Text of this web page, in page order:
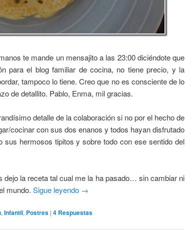
te mande un mensajito a las 23:00 diciéndote que
para el blog familiar de cocina, no tiene precio, y la
tampoco lo tiene. Creo que no es consciente de lo
de detallito. Pablo, Enma, mil gracias.
detalle de la colaboración si no por el hecho de
cocinar con sus dos enanos y todos hayan disfrutado
sus hermosos tipitos y sobre todo con ese sentido del
la receta tal cual me la ha pasado… sin cambiar ni
mundo. Sigue leyendo →
, Infantil, Postres | 4 Respuestas